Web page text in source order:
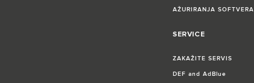
AŽURIRANJA SOFTVERA
SERVICE
ZAKAŽITE SERVIS
DEF and AdBlue